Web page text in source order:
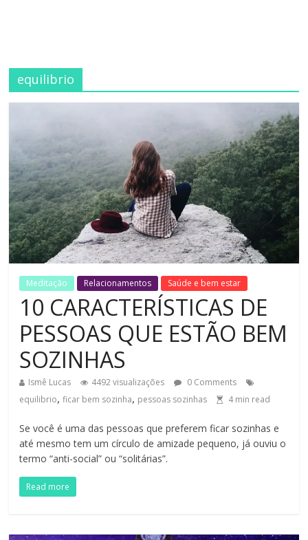
equilibrio
Meditação Relacionamentos Saúde e bem estar
10 CARACTERÍSTICAS DE
PESSOAS QUE ESTÃO BEM
SOZINHAS
Ismê Lucas 4492 visualizações
0 Comments
equilibrio,ficar bem sozinha, pessoas sozinhas 4min read
Se você é uma das pessoas que preferem ficar sozinhas e
até mesmo tem um círculo de amizade pequeno, já ouviu o
termo “anti-social” ou “solitárias”.
Read more